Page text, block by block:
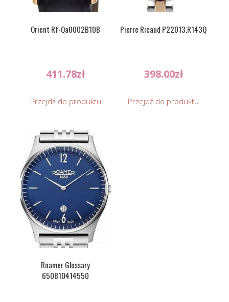
Orient Rf-Qa0002B10B
411.78zł
Przejdź do produktu
Pierre Ricaud P22013.R143Q
398.00zł
Przejdź do produktu
Roamer Glossary
650810414550